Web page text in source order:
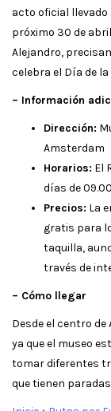
acto oficial llevado
próximo 30 de
Alejandro,
celebra el Día de
– Información
Dirección:
Amsterdam
Horarios: El
días de
Precios: La
gratis para
taquilla,
través de
– Cómo llegar
Desde el centro
ya que el museo
tomar diferentes
que tienen